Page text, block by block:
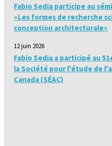
Fabio Sedia participe au
«Les formes de recherche
conception architecturale»
12 juin 2026
Fabio Sedia a participé au
la Société pour l'étude de
Canada (SÉAC)